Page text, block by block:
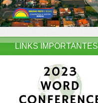
LINKS IMPORTANTES